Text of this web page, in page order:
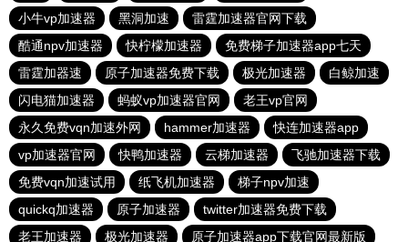
小牛vp加速器
黑洞加速
雷霆加速器官网下载
酷通npv加速器
快柠檬加速器
免费梯子加速器app七天
雷霆加器速
原子加速器免费下载 极光加速器
白鲸加速
闪电猫加速器
蚂蚁vp加速器官网
老王vp官网
永久免费vqn加速外网
hammer加速器
快连加速器app
vp加速器官网
快鸭加速器 云梯加速器
飞驰加速器下载
免费vqn加速试用
纸飞机加速器
梯子npv加速
quickq加速器
原子加速器
twitter加速器免费下载
老王加速器
极光加速器 原子加速器app下载官网最新版